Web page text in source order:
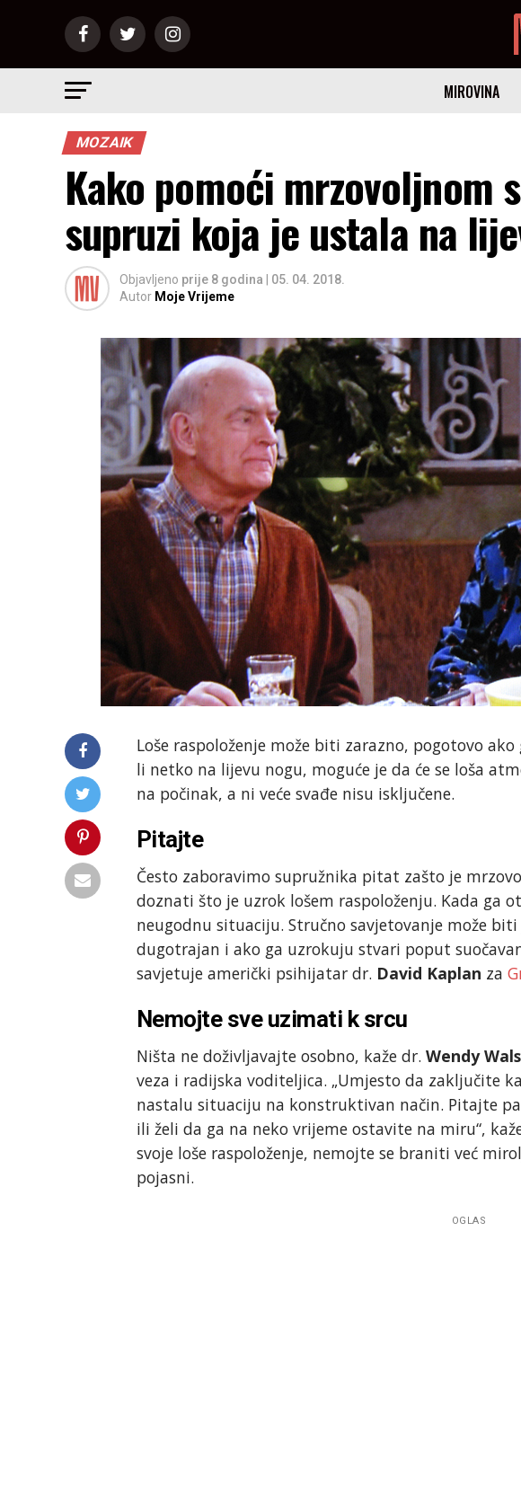
MIROVINA
MOZAIK
Kako pomoći mrzovoljnom
supruzi koja je ustala na
Objavljeno prije 8 godina
05. 04. 2018.
Autor Moje Vrijeme
Loše raspoloženje može biti zarazno, pogotovo
li netko na lijevu nogu, moguće je da će se loša
na počinak, a ni veće svađe nisu isključene.
Pitajte
Često zaboravimo supružnika pitat zašto je
doznati što je uzrok lošem raspoloženju. Kada ga
neugodnu situaciju. Stručno savjetovanje može
dugotrajan i ako ga uzrokuju stvari poput
savjetuje američki psihijatar dr. David Kaplan za
Nemojte sve uzimati k srcu
Ništa ne doživljavajte osobno, kaže dr. Wendy
veza i radijska voditeljica. „Umjesto da zaključite
nastalu situaciju na konstruktivan način. Pitajte
ili želi da ga na neko vrijeme ostavite na miru“,
svoje loše raspoloženje, nemojte se braniti već
pojasni.
OGLAS